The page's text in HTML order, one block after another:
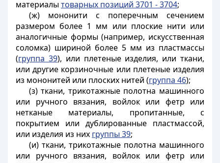
материалытоварных позиций 3701 - 3704;
(ж) мононити с поперечным сечением
размером более 1 мм или плоские нити или
аналогичные формы (например, искусственная
соломка) шириной более 5 мм из пластмассы
(группа 39), или плетеные изделия, или ткани,
или другие корзиночные или плетеные изделия
из мононитей или плоских нитей (группа 46);
(з) ткани, трикотажные полотна машинного
или ручного вязания, войлок или фетр или
нетканые материалы, пропитанные, с
покрытием или дублированные пластмассой,
или изделия из них группы 39;
(и) ткани, трикотажные полотна машинного
или ручного вязания, войлок или фетр или